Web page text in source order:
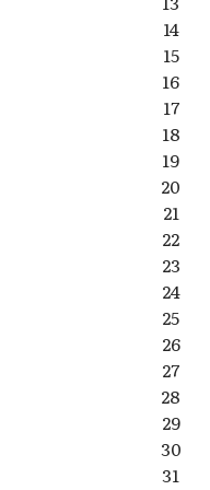
auf dem
14
15
16
17
18
19
20
21
22
23
24
25
26
27
28
29
30
31